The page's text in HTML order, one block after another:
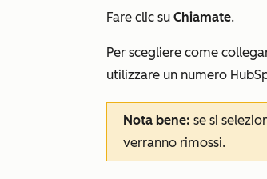
Fare clic su Chiamate.
Per scegliere come
utilizzare un numero
Nota bene: se si
verranno rimossi.